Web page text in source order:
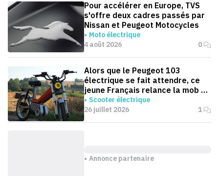
Pour accélérer en Europe, TVS
s'offre deux cadres passés par
Nissan et Peugeot Motocycles
Moto électrique
4 août 2026
0
Alors que le Peugeot 103
électrique se fait attendre, ce
jeune Français relance la mob en
version électrique
Scooter électrique
26 juillet 2026
1
Annonce partenaire